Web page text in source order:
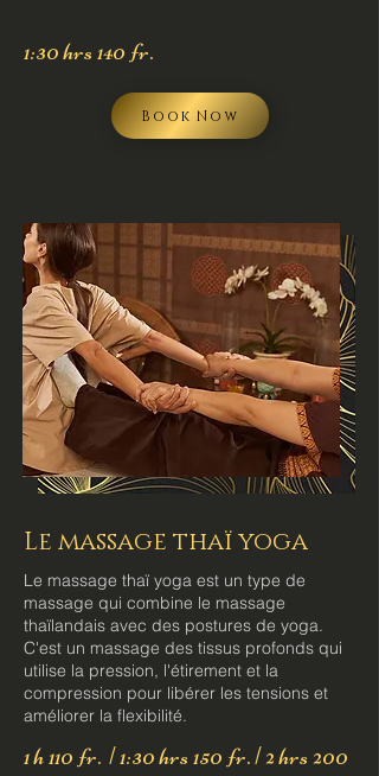
1:30 hrs 140 fr.
Book Now
Le massage thaï yoga
Le massage thaï yoga est un type de
massage qui combine le massage
thaïlandais avec des postures de yoga.
C'est un massage des tissus profonds qui
utilise la pression, l'étirement et la
compression pour libérer les tensions et
améliorer la flexibilité.
1 h 110 fr. | 1:30 hrs 150 fr. | 2 hrs 200